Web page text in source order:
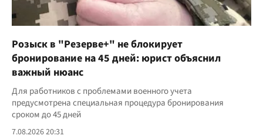
Розыск в "Резерве+" не блокирует
бронирование на 45 дней: юрист объяснил
важный нюанс
Для работников с проблемами военного учета
предусмотрена специальная процедура бронирования
сроком до 45 дней
7.08.2026 20:31